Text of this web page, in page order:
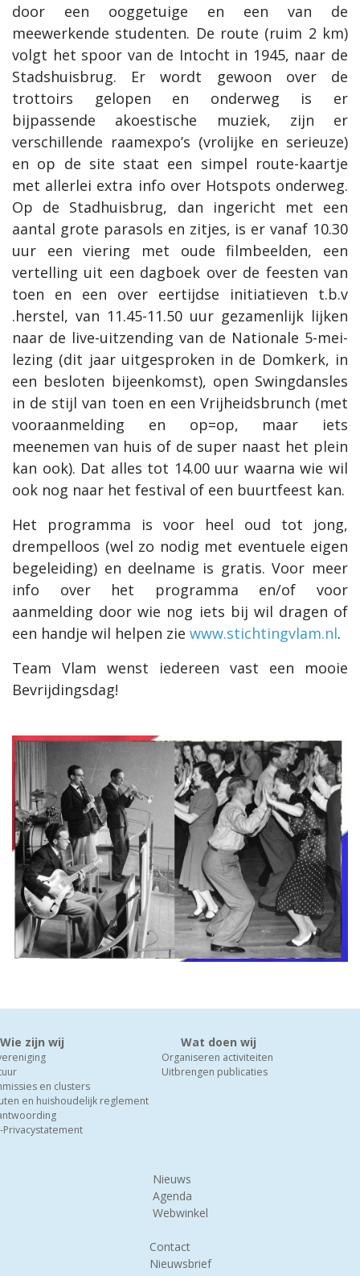
door een ooggetuige en een van de
meewerkende studenten. De route (ruim 2 km)
volgt het spoor van de Intocht in 1945, naar de
Stadshuisbrug. Er wordt gewoon over de
trottoirs gelopen en onderweg is er
bijpassende akoestische muziek, zijn er
verschillende raamexpo’s (vrolijke en serieuze)
en op de site staat een simpel route-kaartje
met allerlei extra info over Hotspots onderweg.
Op de Stadhuisbrug, dan ingericht met een
aantal grote parasols en zitjes, is er vanaf 10.30
uur een viering met oude filmbeelden, een
vertelling uit een dagboek over de feesten van
toen en een over eertijdse initiatieven t.b.v
.herstel, van 11.45-11.50 uur gezamenlijk lijken
naar de live-uitzending van de Nationale 5-mei-
lezing (dit jaar uitgesproken in de Domkerk, in
een besloten bijeenkomst), open Swingdansles
in de stijl van toen en een Vrijheidsbrunch (met
vooraanmelding en op=op, maar iets
meenemen van huis of de super naast het plein
kan ook). Dat alles tot 14.00 uur waarna wie wil
ook nog naar het festival of een buurtfeest kan.
Het programma is voor heel oud tot jong,
drempelloos (wel zo nodig met eventuele eigen
begeleiding) en deelname is gratis. Voor meer
info over het programma en/of voor
aanmelding door wie nog iets bij wil dragen of
een handje wil helpen zie www.stichtingvlam.nl.
Team Vlam wenst iedereen vast een mooie
Bevrijdingsdag!
Wie zijn wij
en clusters
en huishoudelijk reglement
Privacystatement
Wat doen wij
Organiseren activiteiten
Uitbrengen publicaties
Nieuws
Agenda
Webwinkel
Contact
Nieuwsbrief